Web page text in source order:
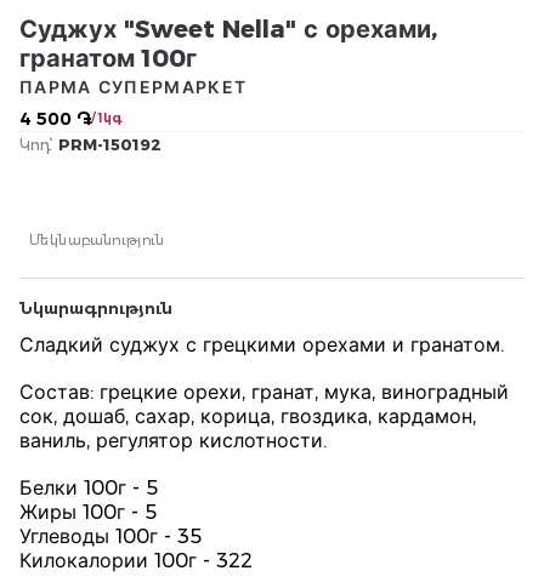
Суджух "Sweet Nella" с орехами,
гранатом 100г
4 500 ֏/ 1կգ
ПАРМА СУПЕРМАРКЕТ
Կոդ՝ PRM-150192
Մեկնաբանություն
Նկարագրություն
Сладкий суджух с грецкими орехами и гранатом.
Состав: грецкие орехи, гранат, мука, виноградный
сок, дошаб, сахар, корица, гвоздика, кардамон,
ваниль, регулятор кислотности.
Белки 100г - 5
Жиры 100г - 5
Углеводы 100г - 35
Килокалории 100г - 322